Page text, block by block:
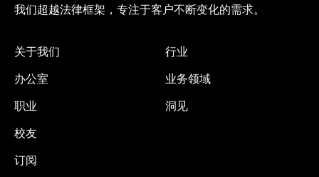
我们超越法律框架，专注于客户不断变化的需求。
关于我们
办公室
职业
校友
订阅
行业
业务领域
洞见